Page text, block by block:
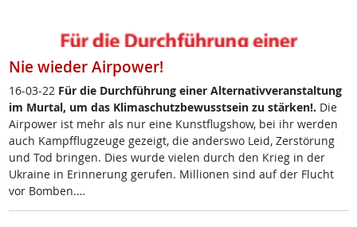
Nie wieder Airpower!
16-03-22 Für die Durch­füh­rung ei­ner Al­ter­na­tiv­ver­an­stal­tung
im Mur­tal, um das Kli­ma­schutz­be­wusst­sein zu stär­ken!. Die
Air­po­wer ist mehr als nur ei­ne Kunst­flug­show, bei ihr wer­den
auch Kampf­flug­zeu­ge ge­zeigt, die an­ders­wo Leid, Zer­stör­ung
und Tod brin­gen. Dies wur­de vie­len durch den Krieg in der
Ukrai­ne in Er­in­ne­rung ge­ru­fen. Mil­lio­nen sind auf der Flucht
vor Bom­ben.…